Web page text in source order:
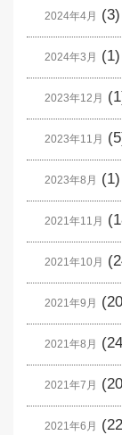
2024年4月 (3)
2024年3月 (1)
2023年12月
2023年11月
2023年8月 (1)
2021年11月
2021年10月
2021年9月
2021年8月
2021年7月
2021年6月